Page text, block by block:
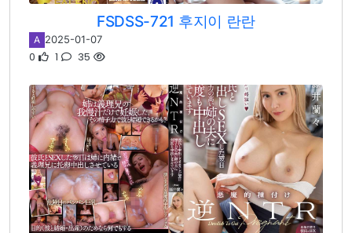
FSDSS-721 후지이 란란
A 2025-01-07
0 1 35